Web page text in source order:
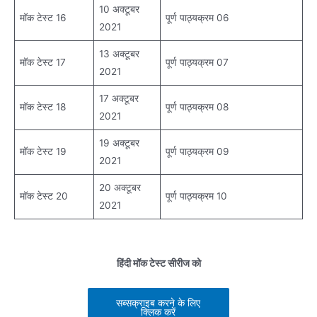
मॉक टेस्ट 16
10 अक्टूबर
2021
पूर्ण पाठ्यक्रम 06
मॉक टेस्ट 17
13 अक्टूबर
2021
पूर्ण पाठ्यक्रम 07
मॉक टेस्ट 18
17 अक्टूबर
2021
पूर्ण पाठ्यक्रम 08
मॉक टेस्ट 19
19 अक्टूबर
2021
पूर्ण पाठ्यक्रम 09
मॉक टेस्ट 20
20 अक्टूबर
2021
पूर्ण पाठ्यक्रम 10
हिंदी मॉक टेस्ट सीरीज को
सब्सक्राइब करने के लिए
क्लिक करें